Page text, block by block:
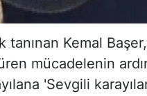
tanınan Kemal
mücadelenin
'Sevgili